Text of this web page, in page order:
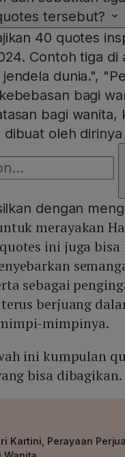
tersebut?
40 quotes
Contoh tiga di
dunia.",
bagi
bagi wanita,
dibuat oleh dirinya
dengan
merayakan
ini juga bisa
sebagai
berjuang
mimpinya.
ini kumpulan
bisa dibagikan.
Kartini, Perayaan